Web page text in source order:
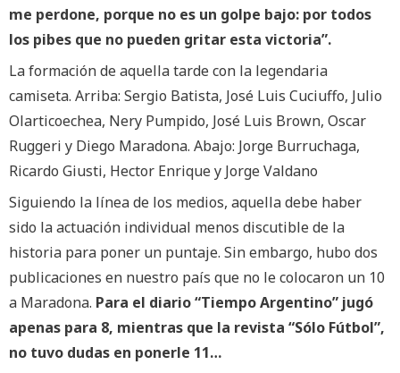
me perdone, porque no es un golpe bajo: por todos
los pibes que no pueden gritar esta victoria”.
La formación de aquella tarde con la legendaria
camiseta. Arriba: Sergio Batista, José Luis Cuciuffo, Julio
Olarticoechea, Nery Pumpido, José Luis Brown, Oscar
Ruggeri y Diego Maradona. Abajo: Jorge Burruchaga,
Ricardo Giusti, Hector Enrique y Jorge Valdano
Siguiendo la línea de los medios, aquella debe haber
sido la actuación individual menos discutible de la
historia para poner un puntaje. Sin embargo, hubo dos
publicaciones en nuestro país que no le colocaron un 10
a Maradona. Para el diario “Tiempo Argentino” jugó
apenas para 8, mientras que la revista “Sólo Fútbol”,
no tuvo dudas en ponerle 11…